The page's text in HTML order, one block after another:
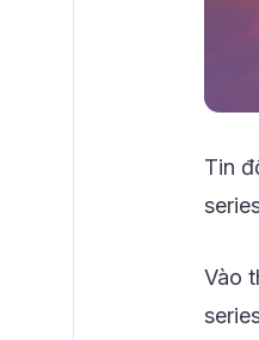
Tin
Vào